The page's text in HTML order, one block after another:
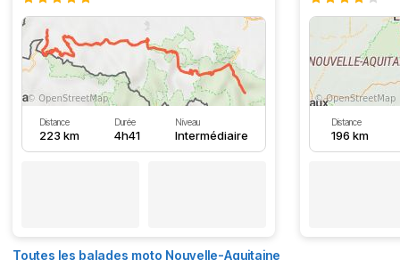
Distance
223 km
Durée
4h41
Niveau
Intermédiaire
Distance
196 km
Toutes les balades moto Nouvelle-Aquitaine